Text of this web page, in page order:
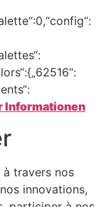
Informationen
travers nos
innovations,